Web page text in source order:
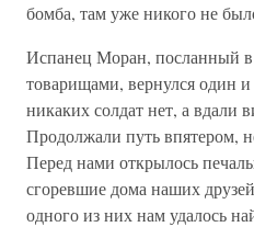
бомба, там уже никого не
Испанец Моран, посланный в
товарищами, вернулся один
никаких солдат нет, а вдали
Продолжали путь впятером,
Перед нами открылось
сгоревшие дома наших
одного из них нам удалось